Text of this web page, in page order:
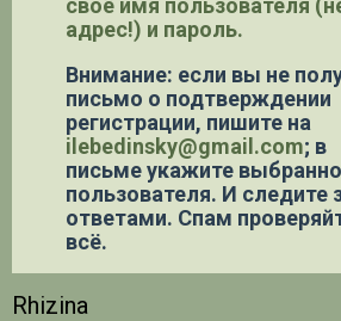
своё имя пользователя
адрес!) и пароль.
Внимание: если вы не
письмо о подтверждении
регистрации, пишите на
ilebedinsky@gmail.com; в
письме укажите
пользователя. И следите
ответами. Спам
всё.
Rhizina